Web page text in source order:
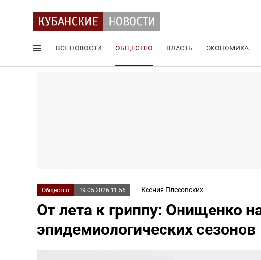
ВСЕ НОВОСТИ ОБЩЕСТВО ВЛАСТЬ ЭКОНОМИКА
Общество 19.05.2026 11:56 Ксения Плесовских
От лета к гриппу: Онищенко
эпидемиологических сезонов